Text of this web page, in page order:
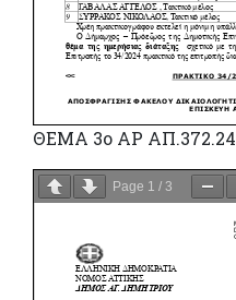
ΘΕΜΑ 3o ΑΡ ΑΠ.372.24
Page 1 / 3